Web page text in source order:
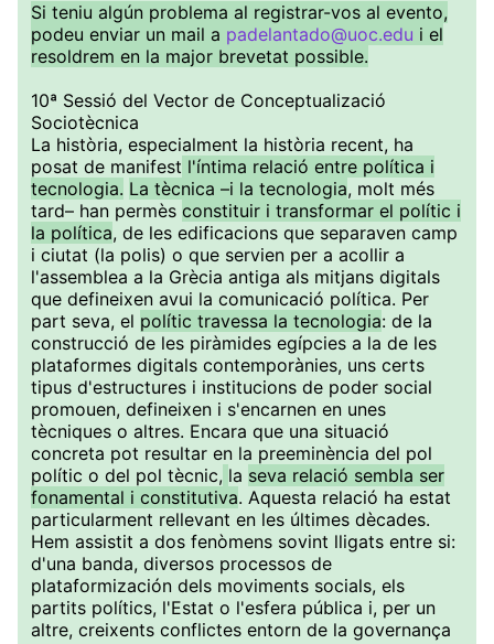
Si teniu algún problema al registrar-vos al evento,
podeu enviar un mail a padelantado@uoc.edu i el
resoldrem en la major brevetat possible.
10ª Sessió del Vector de Conceptualizació
Sociotècnica
La història, especialment la història recent, ha
posat de manifest l'íntima relació entre política i
tecnologia. La tècnica –i la tecnologia, molt més
tard– han permès constituir i transformar el polític i
la política, de les edificacions que separaven camp
i ciutat (la polis) o que servien per a acollir a
l'assemblea a la Grècia antiga als mitjans digitals
que defineixen avui la comunicació política. Per
part seva, el polític travessa la tecnologia: de la
construcció de les piràmides egípcies a la de les
plataformes digitals contemporànies, uns certs
tipus d'estructures i institucions de poder social
promouen, defineixen i s'encarnen en unes
tècniques o altres. Encara que una situació
concreta pot resultar en la preeminència del pol
polític o del pol tècnic, la seva relació sembla ser
fonamental i constitutiva. Aquesta relació ha estat
particularment rellevant en les últimes dècades.
Hem assistit a dos fenòmens sovint lligats entre si:
d'una banda, diversos processos de
plataformización dels moviments socials, els
partits polítics, l'Estat o l'esfera pública i, per un
altre, creixents conflictes entorn de la governança